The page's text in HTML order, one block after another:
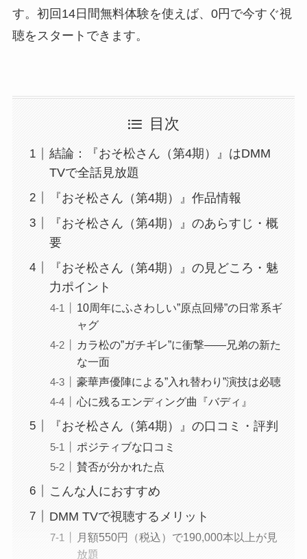
す。初回14日間無料体験を使えば、0円で今すぐ視
聴をスタートできます。
目次
結論：『おそ松さん（第4期）』はDMM
TVで全話見放題
『おそ松さん（第4期）』作品情報
『おそ松さん（第4期）』のあらすじ・概
要
『おそ松さん（第4期）』の見どころ・魅
力ポイント
10周年にふさわしい”原点回帰”の日常系ギ
ャグ
カラ松の”ガチギレ”に衝撃――兄弟の新た
な一面
豪華声優陣による”入れ替わり”演技は必聴
心に残るエンディング曲『バディ』
『おそ松さん（第4期）』の口コミ・評判
ポジティブな口コミ
賛否が分かれた点
こんな人におすすめ
DMM TVで視聴するメリット
月額550円（税込）で190,000本以上が見
放題